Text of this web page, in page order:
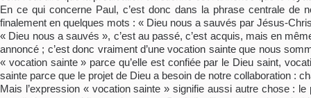
En ce qui concerne Paul, c’est donc dans la phrase centrale de
finalement en quelques mots : « Dieu nous a sauvés par Jésus-
« Dieu nous a sauvés », c’est au passé, c’est acquis, mais en
annoncé ; c’est donc vraiment d’une vocation sainte que nous
« vocation sainte » parce qu’elle est confiée par le Dieu saint,
sainte parce que le projet de Dieu a besoin de notre collaboration :
Mais l’expression « vocation sainte » signifie aussi autre chose :